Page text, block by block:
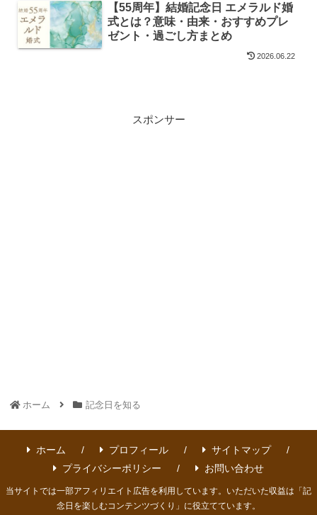
【55周年】結婚記念日 エメラルド婚
式とは？意味・由来・おすすめプレ
ゼント・過ごし方まとめ
2026.06.22
スポンサー
ホーム 記念日を知る
ホーム プロフィール
サイトマップ
プライバシーポリシー
お問い合わせ
当サイトでは一部アフィリエイト広告を利用しています。いただいた収益は「記
念日を楽しむコンテンツづくり」に役立てています。